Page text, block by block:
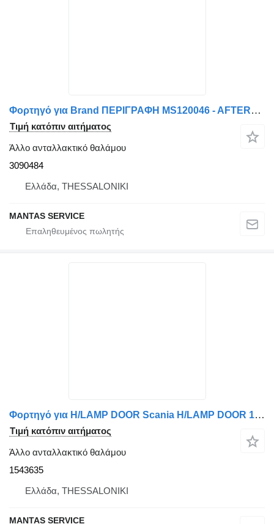
Φορτηγό για Brand ΠΕΡΙΓΡΑΦΗ MS120046 - AFTERMARKET 3090484
Τιμή κατόπιν αιτήματος
Άλλο ανταλλακτικό θαλάμου
3090484
Ελλάδα, THESSALONIKI
MANTAS SERVICE
Φορτηγό για H/LAMP DOOR Scania H/LAMP DOOR 1543635
Τιμή κατόπιν αιτήματος
Άλλο ανταλλακτικό θαλάμου
1543635
Ελλάδα, THESSALONIKI
MANTAS SERVICE